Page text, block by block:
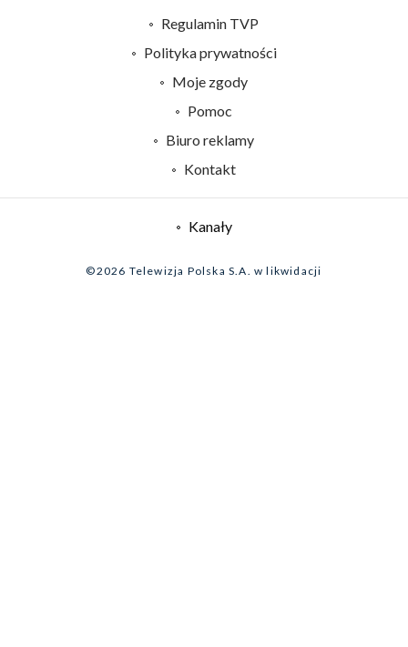
Centrum informacji TVP
Naziemna Telewizja Cyfrowa
System NOS
Biuro Reklamy
Regulamin TVP
Polityka prywatności
Moje zgody
Pomoc
Biuro reklamy
Kontakt
Kanały
©2026 Telewizja Polska S.A. w likwidacji